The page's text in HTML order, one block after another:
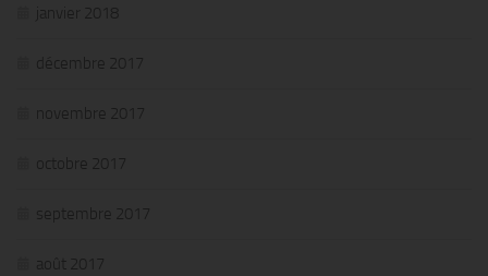
janvier 2018
décembre 2017
novembre 2017
octobre 2017
septembre 2017
août 2017